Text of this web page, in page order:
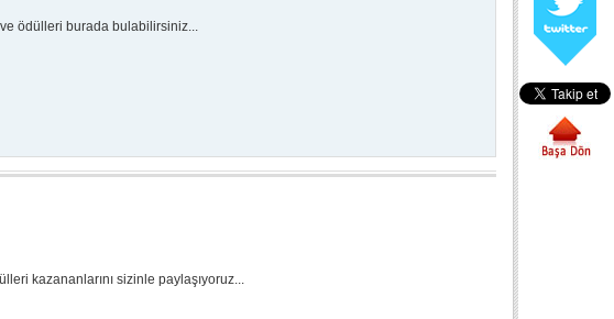
ödülleri burada bulabilirsiniz...
kazananlarını sizinle paylaşıyoruz...